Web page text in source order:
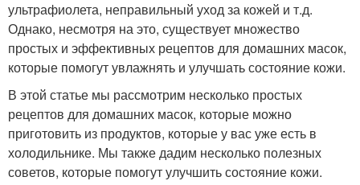
ультрафиолета, неправильный уход за кожей и т.д.
Однако, несмотря на это, существует множество
простых и эффективных рецептов для домашних масок,
которые помогут увлажнять и улучшать состояние кожи.
В этой статье мы рассмотрим несколько простых
рецептов для домашних масок, которые можно
приготовить из продуктов, которые у вас уже есть в
холодильнике. Мы также дадим несколько полезных
советов, которые помогут улучшить состояние кожи.